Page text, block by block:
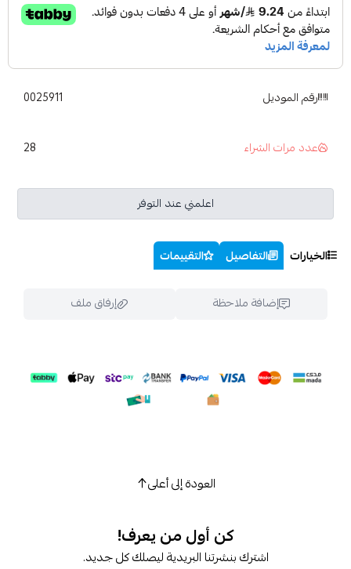
رقم الموديل 0025911
عدد مرات الشراء 28
اعلمني عند التوفر
الخيارات التفاصيل التقييمات
إضافة ملاحظة إرفاق ملف
اسحب و افلت الملف هنا
العودة إلى أعلى
كن أول من يعرف!
اشترك بنشرتنا البريدية ليصلك كل جديد.